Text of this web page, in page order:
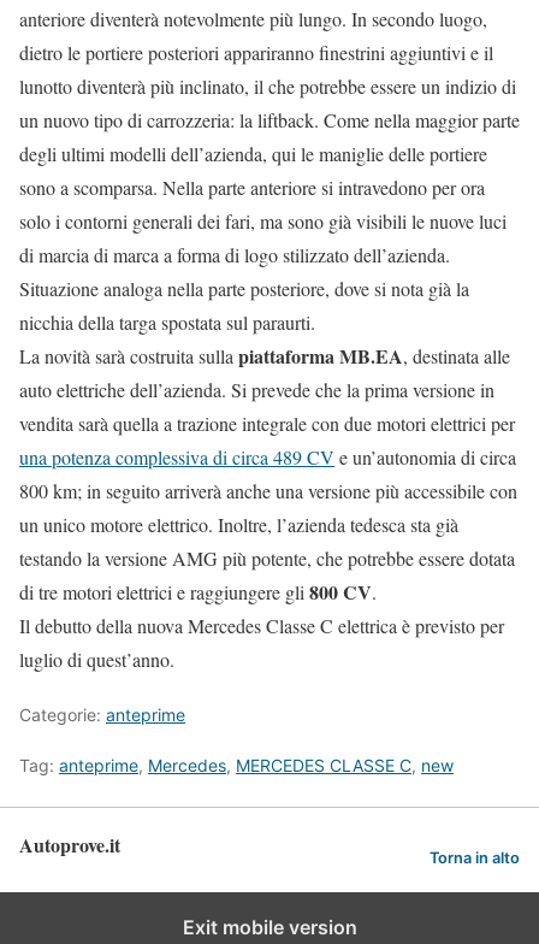
anteriore diventerà notevolmente più lungo. In secondo luogo,
dietro le portiere posteriori appariranno finestrini aggiuntivi e il
lunotto diventerà più inclinato, il che potrebbe essere un indizio di
un nuovo tipo di carrozzeria: la liftback. Come nella maggior parte
degli ultimi modelli dell’azienda, qui le maniglie delle portiere
sono a scomparsa. Nella parte anteriore si intravedono per ora
solo i contorni generali dei fari, ma sono già visibili le nuove luci
di marcia di marca a forma di logo stilizzato dell’azienda.
Situazione analoga nella parte posteriore, dove si nota già la
nicchia della targa spostata sul paraurti.
La novità sarà costruita sulla piattaforma MB.EA, destinata alle
auto elettriche dell’azienda. Si prevede che la prima versione in
vendita sarà quella a trazione integrale con due motori elettrici per
una potenza complessiva di circa 489 CV e un’autonomia di circa
800 km; in seguito arriverà anche una versione più accessibile con
un unico motore elettrico. Inoltre, l’azienda tedesca sta già
testando la versione AMG più potente, che potrebbe essere dotata
di tre motori elettrici e raggiungere gli 800 CV.
Il debutto della nuova Mercedes Classe C elettrica è previsto per
luglio di quest’anno.
Categorie: anteprime
Tag: anteprime, Mercedes, MERCEDES CLASSE C, new
Autoprove.it Torna in alto
Exit mobile version